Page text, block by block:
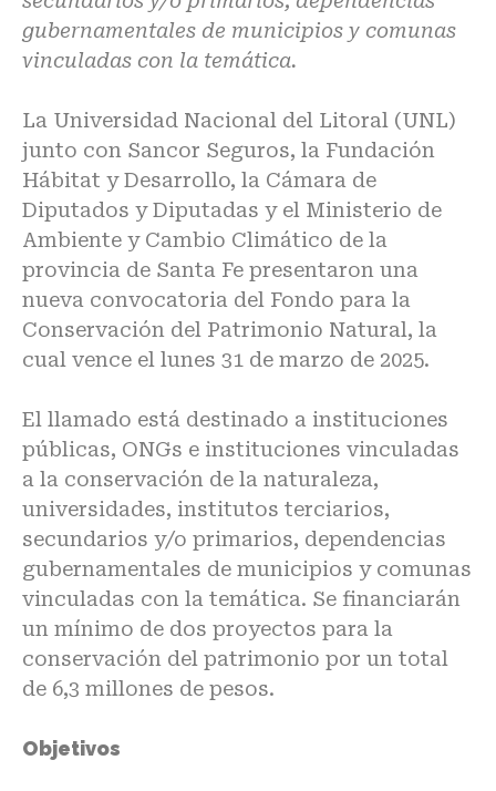
gubernamentales de municipios y comunas
vinculadas con la temática.
La Universidad Nacional del Litoral (UNL)
junto con Sancor Seguros, la Fundación
Hábitat y Desarrollo, la Cámara de
Diputados y Diputadas y el Ministerio de
Ambiente y Cambio Climático de la
provincia de Santa Fe presentaron una
nueva convocatoria del Fondo para la
Conservación del Patrimonio Natural, la
cual vence el lunes 31 de marzo de 2025.
El llamado está destinado a instituciones
públicas, ONGs e instituciones vinculadas
a la conservación de la naturaleza,
universidades, institutos terciarios,
secundarios y/o primarios, dependencias
gubernamentales de municipios y comunas
vinculadas con la temática. Se financiarán
un mínimo de dos proyectos para la
conservación del patrimonio por un total
de 6,3 millones de pesos.
Objetivos